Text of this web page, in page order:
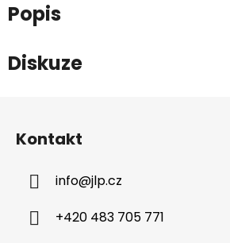
Popis
Diskuze
Kontakt
info@jlp.cz
+420 483 705 771